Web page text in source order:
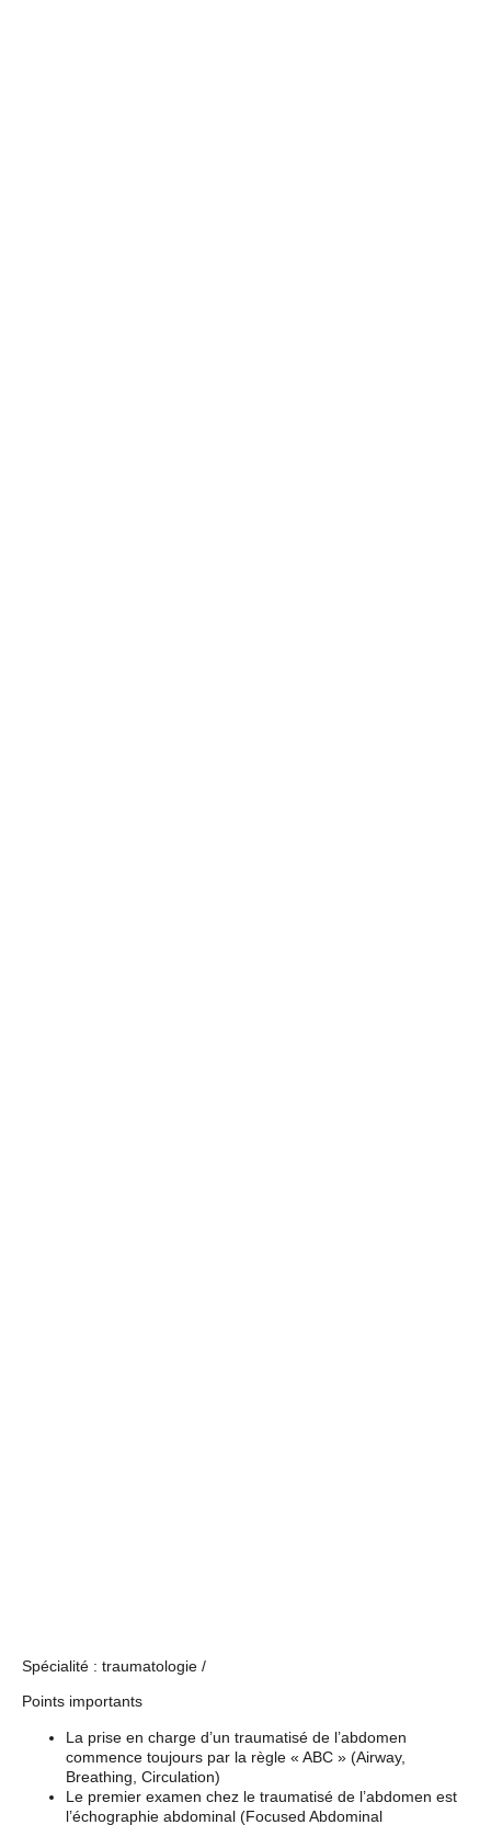
Spécialité : traumatologie /
Points importants
La prise en charge d’un traumatisé de l’abdomen
commence toujours par la règle « ABC » (Airway,
Breathing, Circulation)
Le premier examen chez le traumatisé de l’abdomen est
l’échographie abdominal (Focused Abdominal